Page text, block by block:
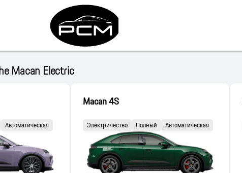
Macan Electric
Автоматическая
Macan 4S
Электричество Полный Автоматическая